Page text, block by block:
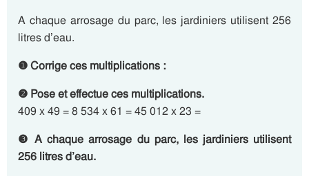
A chaque arrosage du parc, les jardiniers utilisent 256
litres d’eau.
❶ Corrige ces multiplications :
❷ Pose et effectue ces multiplications.
409 x 49 = 8 534 x 61 = 45 012 x 23 =
❸ A chaque arrosage du parc, les jardiniers utilisent
256 litres d’eau.